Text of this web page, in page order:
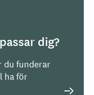
dig?
du funderar
ha för